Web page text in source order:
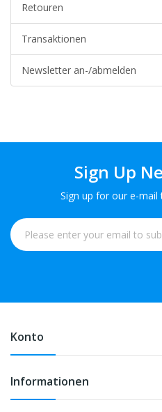
Retouren
Transaktionen
Newsletter an-/abmelden
Sign Up
Sign up for our e-
Konto
Informationen